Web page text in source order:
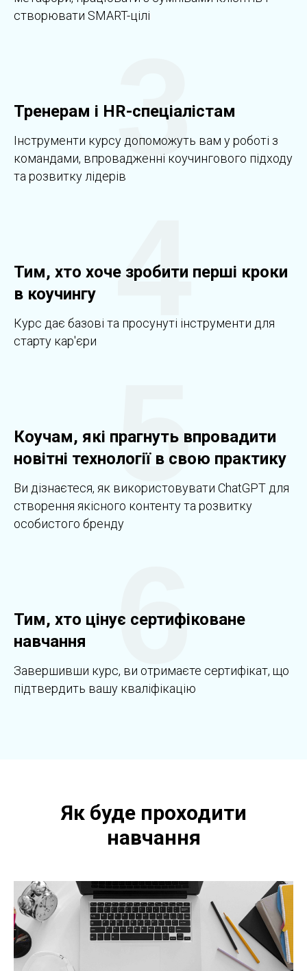
створювати SMART-цілі
Тренерам і HR-спеціалістам
Інструменти курсу допоможуть вам у роботі з
командами, впровадженні коучингового підходу
та розвитку лідерів3
Тим, хто хоче зробити перші кроки
в коучингу
Курс дає базові та просунуті інструменти для
старту кар'єри
4
Коучам, які прагнуть впровадити
новітні технології в свою практику
Ви дізнаєтеся, як використовувати ChatGPT для
створення якісного контенту та розвитку
особистого бренду
5
Тим, хто цінує сертифіковане
навчання
Завершивши курс, ви отримаєте сертифікат, що
підтвердить вашу кваліфікацію
6
Як буде проходити
навчання